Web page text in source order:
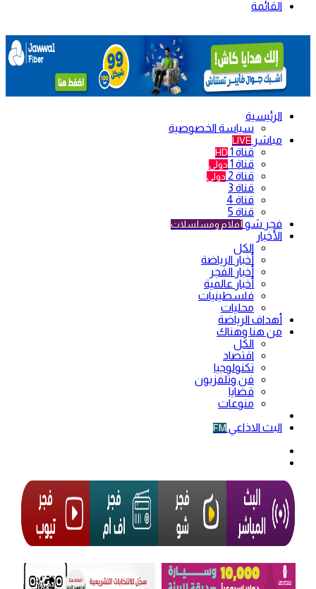
القائمة
الرئيسية
سياسة الخصوصية
مباشر LIVE
قناة 1 HD
قناة 1 دولي
قناة 2 دولي
قناة 3
قناة 4
قناة 5
فجر شو أفلام ومسلسلات
الأخبار
الكل
أخبار الرياضة
أخبار الفجر
أخبار عالمية
فلسطينيات
محليات
أهداف الرياضة
من هنا وهناك
الكل
اقتصاد
تكنولوجيا
فن وتلفزيون
قضايا
منوعات
البث الاذاعي FM